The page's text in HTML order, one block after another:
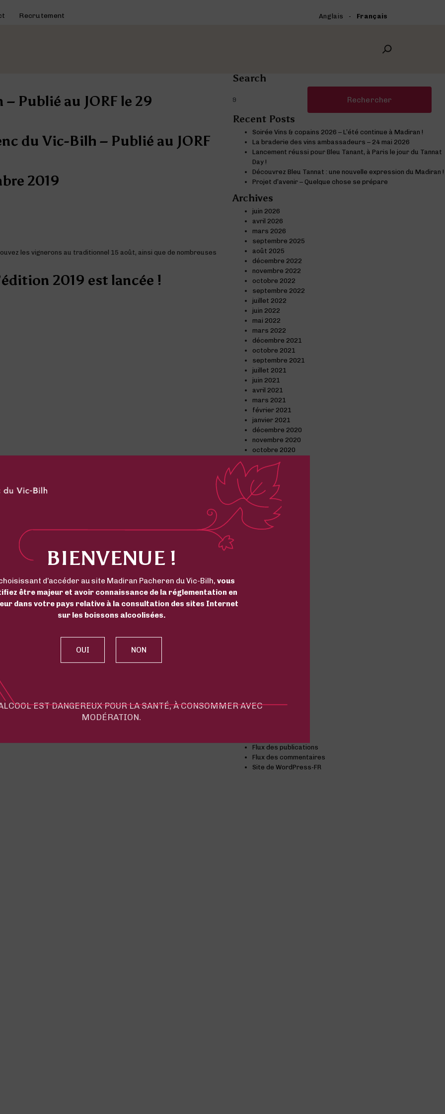
Recrutement Anglais Français
Publié au JORF le 29
du Vic-Bilh – Publié au JORF
2019
les vignerons au traditionnel 15 août, ainsi que de nombreuses
2019 est lancée !
Search
Recent Posts
Soirée Vins & copains 2026 – L’été continue à Madiran !
La braderie des vins ambassadeurs – 24 mai 2026
Lancement réussi pour Bleu Tanant, à Paris le jour du Tannat
Day !
Découvrez Bleu Tannat : une nouvelle expression du Madiran !
Projet d’avenir – Quelque chose se prépare
Archives
juin 2026
avril 2026
mars 2026
septembre 2025
août 2025
décembre 2022
novembre 2022
octobre 2022
septembre 2022
juillet 2022
juin 2022
mai 2022
mars 2022
décembre 2021
octobre 2021
septembre 2021
juillet 2021
juin 2021
avril 2021
mars 2021
février 2021
janvier 2021
décembre 2020
novembre 2020
octobre 2020
septembre 2020
août 2020
juillet 2020
juin 2020
mai 2020
avril 2020
mars 2020
février 2020
Non classifié(e)
Flux des publications
Flux des commentaires
Site de WordPress-FR
BIENVENUE !
d’accéder au site Madiran Pacheren du Vic-Bilh, vous
être majeur et avoir connaissance de la réglementation en
dans votre pays relative à la consultation des sites Internet
sur les boissons alcoolisées.
EST DANGEREUX POUR LA SANTÉ, À CONSOMMER AVEC
MODÉRATION.